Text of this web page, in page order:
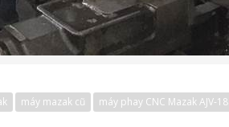
máy mazak cũ máy phay CNC Mazak AJV-18